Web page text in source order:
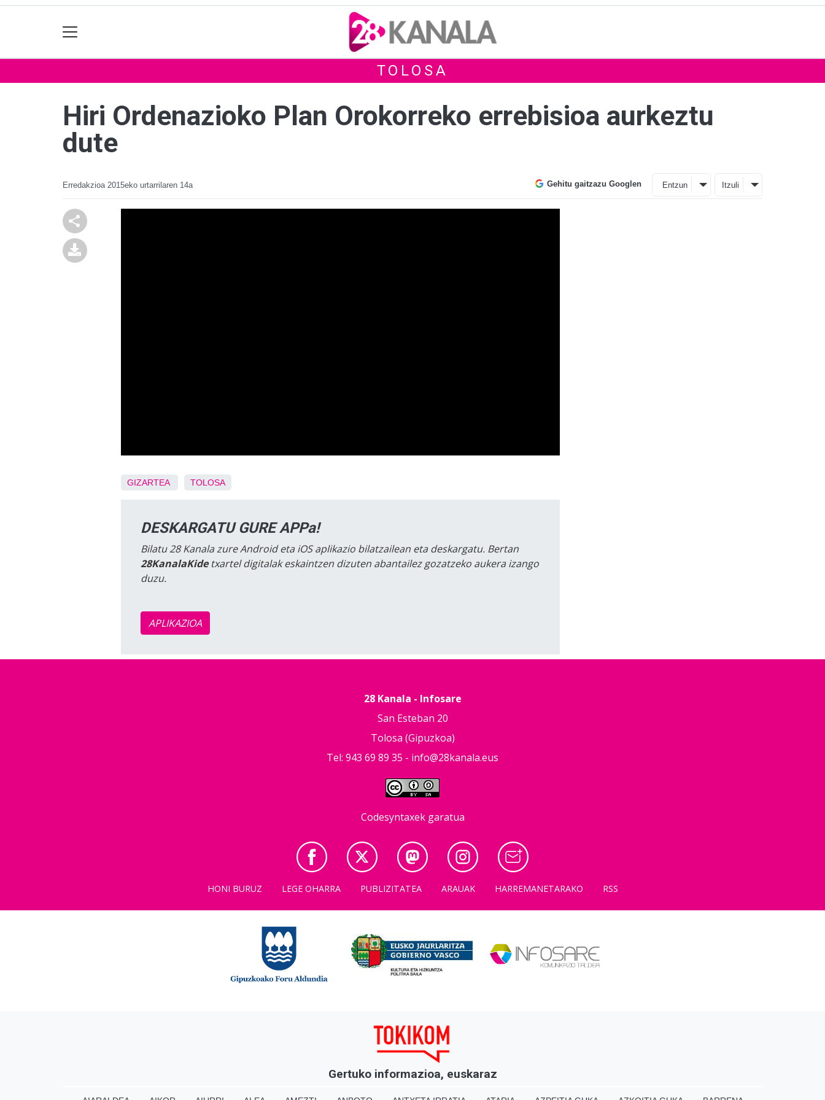
TOLOSA
Hiri Ordenazioko Plan Orokorreko errebisioa aurkeztu
dute
Erredakzioa 2015eko urtarrilaren 14a Gehitu gaitzazu Googlen Entzun Itzuli
GIZARTEA TOLOSA
DESKARGATU GURE APPa!
Bilatu 28 Kanala zure Android eta iOS aplikazio bilatzailean eta deskargatu. Bertan
28KanalaKidetxartel digitalak eskaintzen dizuten abantailez gozatzeko aukera izango
duzu.
APLIKAZIOA
28 Kanala - Infosare
San Esteban 20
Tolosa (Gipuzkoa)
Tel: 943 69 89 35 - info@28kanala.eus
Codesyntaxek garatua
HONI BURUZ LEGE OHARRA PUBLIZITATEA ARAUAK HARREMANETARAKO RSS
Gertuko informazioa, euskaraz